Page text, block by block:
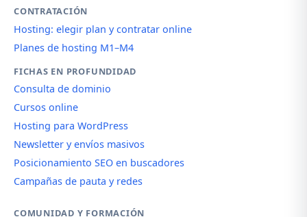
CONTRATACIÓN
Hosting: elegir plan y contratar online
Planes de hosting M1–M4
FICHAS EN PROFUNDIDAD
Consulta de dominio
Cursos online
Hosting para WordPress
Newsletter y envíos masivos
Posicionamiento SEO en buscadores
Campañas de pauta y redes
COMUNIDAD Y FORMACIÓN